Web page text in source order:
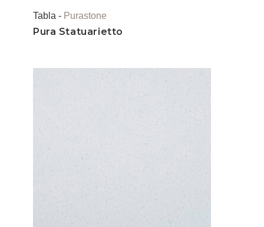
Tabla - Purastone
Pura Statuarietto